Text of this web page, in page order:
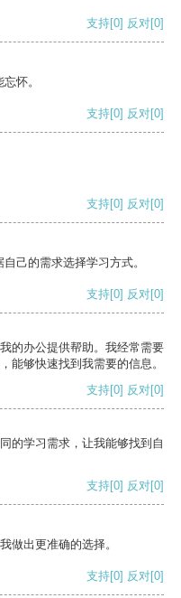
支持[0] 反对[0]
怀。
支持[0] 反对[0]
支持[0] 反对[0]
己的需求选择学习方式。
支持[0] 反对[0]
的办公提供帮助。我经常需要
能够快速找到我需要的信息。
支持[0] 反对[0]
的学习需求，让我能够找到自
支持[0] 反对[0]
做出更准确的选择。
支持[0] 反对[0]